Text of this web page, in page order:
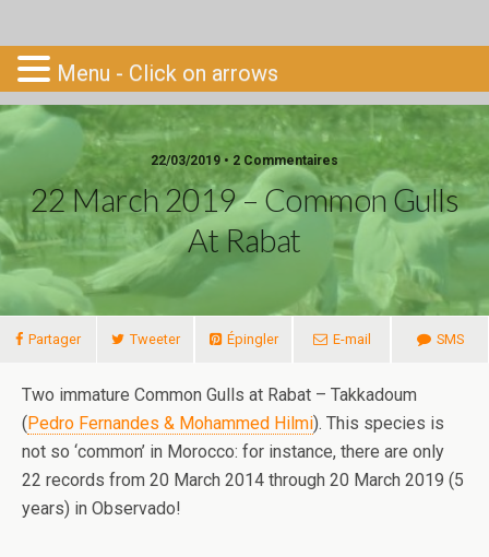
Go-South
22/03/2019 • 2 Commentaires
22 March 2019 – Common Gulls
At Rabat
Partager Tweeter Épingler E-mail SMS
Two immature Common Gulls at Rabat – Takkadoum
(Pedro Fernandes & Mohammed Hilmi). This species is
not so ‘common’ in Morocco: for instance, there are only
22 records from 20 March 2014 through 20 March 2019 (5
years) in Observado!
Menu - Click on arrows